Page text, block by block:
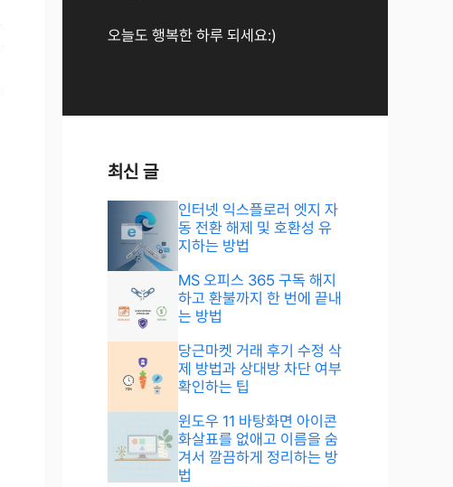
오늘도 행복한 하루 되세요:)
최신 글
인터넷 익스플로러 엣지 자
동 전환 해제 및 호환성 유
지하는 방법
MS 오피스 365 구독 해지
하고 환불까지 한 번에 끝내
는 방법
당근마켓 거래 후기 수정 삭
제 방법과 상대방 차단 여부
확인하는 팁
윈도우 11 바탕화면 아이콘
화살표를 없애고 이름을 숨
겨서 깔끔하게 정리하는 방
법